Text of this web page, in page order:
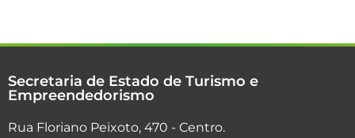
Secretaria de Estado de Turismo e
Empreendedorismo
Rua Floriano Peixoto, 470 - Centro.